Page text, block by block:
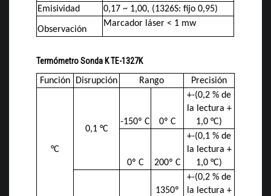
Emisividad
0,17 ~ 1,00, (1326S: fijo 0,95)
Observación
Marcador láser < 1 mw
Termómetro Sonda K TE-1327K
Función Disrupción Rango Precisión
°C
0,1 °C
-150º C 0º C
+-(0,2 % de
la lectura +
1,0 °C)
0º C 200º C
+-(0,1 % de
la lectura +
1,0 °C)
1350º
+-(0,2 % de
la lectura +